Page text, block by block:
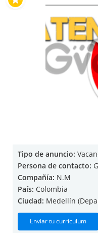
Tipo de anuncio:
Persona de contacto:
Compañía: N.M
País: Colombia
Ciudad: Medellín
Enviar tu currículum